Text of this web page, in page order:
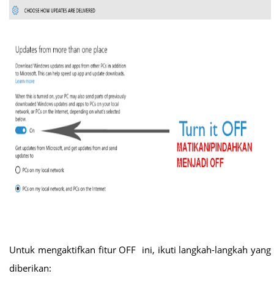
Untuk mengaktifkan fitur OFF ini, ikuti langkah-langkah yang
diberikan: